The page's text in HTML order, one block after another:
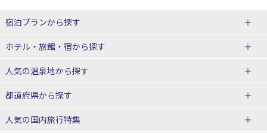
宿泊プランから探す
北海道
東北
青森県
宮城県
ホテル・旅館・宿から探す
北海道ホテル・旅館
青森県ホテル・旅館
人気の温泉地から探す
北海道
湯の川温泉(北海道)
都道府県から探す
人気の国内旅行特集